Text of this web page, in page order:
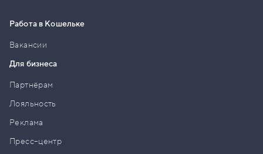
Работа в Кошельке
Вакансии
Для бизнеса
Партнёрам
Лояльность
Реклама
Пресс–центр